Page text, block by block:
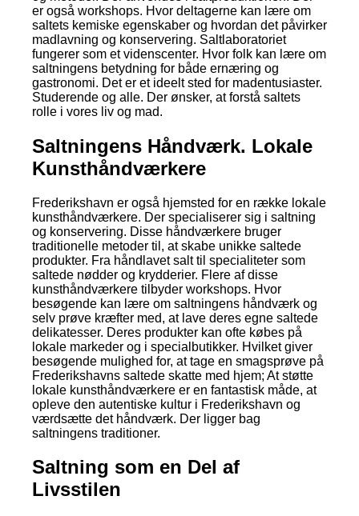
er også workshops. Hvor deltagerne kan lære om
saltets kemiske egenskaber og hvordan det påvirker
madlavning og konservering. Saltlaboratoriet
fungerer som et videnscenter. Hvor folk kan lære om
saltningens betydning for både ernæring og
gastronomi. Det er et ideelt sted for madentusiaster.
Studerende og alle. Der ønsker, at forstå saltets
rolle i vores liv og mad.
Saltningens Håndværk. Lokale
Kunsthåndværkere
Frederikshavn er også hjemsted for en række lokale
kunsthåndværkere. Der specialiserer sig i saltning
og konservering. Disse håndværkere bruger
traditionelle metoder til, at skabe unikke saltede
produkter. Fra håndlavet salt til specialiteter som
saltede nødder og krydderier. Flere af disse
kunsthåndværkere tilbyder workshops. Hvor
besøgende kan lære om saltningens håndværk og
selv prøve kræfter med, at lave deres egne saltede
delikatesser. Deres produkter kan ofte købes på
lokale markeder og i specialbutikker. Hvilket giver
besøgende mulighed for, at tage en smagsprøve på
Frederikshavns saltede skatte med hjem; At støtte
lokale kunsthåndværkere er en fantastisk måde, at
opleve den autentiske kultur i Frederikshavn og
værdsætte det håndværk. Der ligger bag
saltningens traditioner.
Saltning som en Del af
Livsstilen